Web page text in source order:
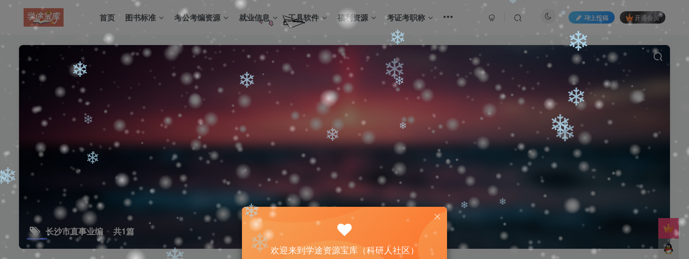
首页 图书标准 考公考编资源 就业信息 工具软件 福利资源 考证考职称 马上投稿 开通会员
长沙市直事业编 共1篇
欢迎来到学途资源宝库（科研人社区）
❄
❄
❄
❄ ❄
❄
❄
❄ ❄
❄
❄ ❄
❄
❄
❄